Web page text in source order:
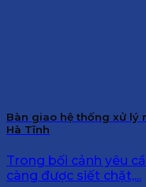
Bàn giao hệ thống xử lý
Hà Tĩnh
Trong bối cảnh yêu
càng được siết chặt,...